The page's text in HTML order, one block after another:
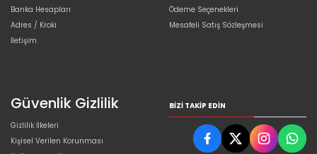
Banka Hesapları
Adres / Kroki
İletişim
Ödeme Seçenekleri
Mesafeli Satış Sözleşmesi
Güvenlik Gizlilik
Gizlilik İlkeleri
Kişisel Verilen Korunması
BIZI TAKIP EDIN